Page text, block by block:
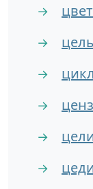
→
→
→
→
→
→